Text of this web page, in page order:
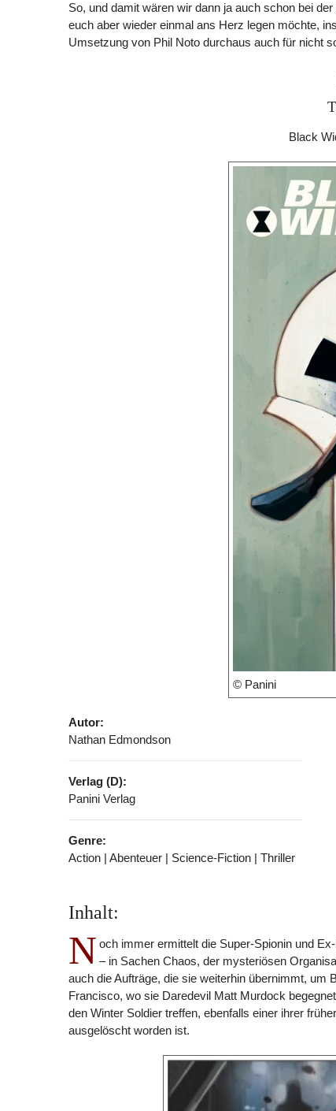
So, und damit wären wir dann ja auch schon bei
euch aber wieder einmal ans Herz legen möchte,
Umsetzung von Phil Noto durchaus auch für nicht
Black
© Panini
Autor:
Nathan Edmondson
Verlag (D):
Panini Verlag
Genre:
Action | Abenteuer | Science-Fiction | Thriller
Inhalt:
N och immer ermittelt die Super-Spionin und
– in Sachen Chaos, der mysteriösen
auch die Aufträge, die sie weiterhin übernimmt, um
Francisco, wo sie Daredevil Matt Murdock
den Winter Soldier treffen, ebenfalls einer ihrer
ausgelöscht worden ist.